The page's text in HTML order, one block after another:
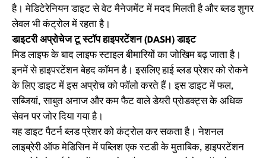
है। मेडिटेरेनियन डाइट से वेट मैनेजमेंट में मदद मिलती है और ब्लड शुगर
लेवल भी कंट्रोल में रहता है।
डाइटरी अप्रोचेज टू स्टॉप हाइपरटेंशन (DASH) डाइट
मिड लाइफ के बाद लाइफ स्टाइल बीमारियों का जोखिम बढ़ जाता है।
इनमें से हाइपरटेंशन बेहद कॉमन है। इसलिए हाई ब्लड प्रेशर को रोकने
के लिए डाइट में इस अप्रोच को फॉलो करते हैं। इस डाइट में फल,
सब्जियां, साबुत अनाज और कम फैट वाले डेयरी प्रोडक्ट्स के अधिक
सेवन पर जोर दिया गया है।
यह डाइट पैटर्न ब्लड प्रेशर को कंट्रोल कर सकता है। नेशनल
लाइब्रेरी ऑफ मेडिसिन में पब्लिश एक स्टडी के मुताबिक, हाइपरटेंशन